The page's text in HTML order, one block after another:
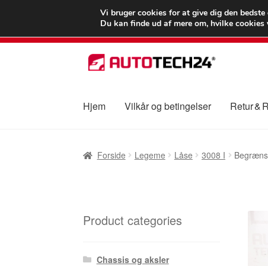
LEVERING fra
Spring
til
Spring
til
Hjem Vilkår og betingelser Retur &
Forside Legeme Låse 3008 I
Product categories
Chassis og aksler
Vi bruger cookies for at give dig den bedste
Du kan finde ud af mere om, hvilke